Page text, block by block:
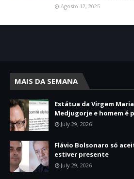
Agosto 12, 2025
MAIS DA SEMANA
Estátua da Virgem
Medjugorje e homem é
July 29, 2026
Flávio Bolsonaro só
estiver presente
July 29, 2026